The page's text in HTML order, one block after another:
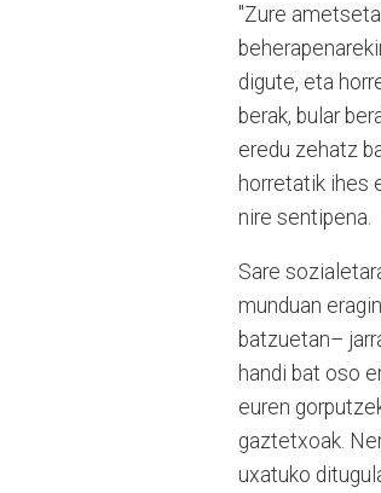
"Zure
digute, eta
berak, bular
eredu zehatz
horretatik ihes
nire sentipena.
Sare
munduan
batzuetan–
handi bat oso
euren
gaztetxoak.
uxatuko